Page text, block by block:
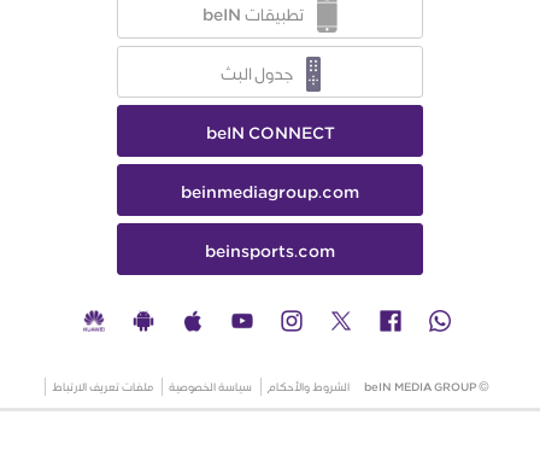
تطبيقات beIN
جدول البث
beIN CONNECT
beinmediagroup.com
beinsports.com
© beIN MEDIA GROUP الشروط والأحكام سياسة الخصوصية ملفات تعريف الارتباط